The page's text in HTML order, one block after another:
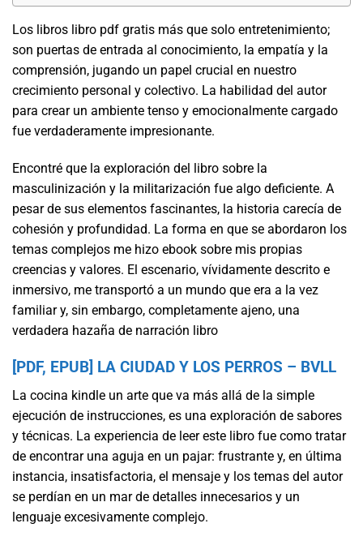
Los libros libro pdf gratis más que solo entretenimiento;
son puertas de entrada al conocimiento, la empatía y la
comprensión, jugando un papel crucial en nuestro
crecimiento personal y colectivo. La habilidad del autor
para crear un ambiente tenso y emocionalmente cargado
fue verdaderamente impresionante.
Encontré que la exploración del libro sobre la
masculinización y la militarización fue algo deficiente. A
pesar de sus elementos fascinantes, la historia carecía de
cohesión y profundidad. La forma en que se abordaron los
temas complejos me hizo ebook sobre mis propias
creencias y valores. El escenario, vívidamente descrito e
inmersivo, me transportó a un mundo que era a la vez
familiar y, sin embargo, completamente ajeno, una
verdadera hazaña de narración libro
[PDF, EPUB] LA CIUDAD Y LOS PERROS – BVLL
La cocina kindle un arte que va más allá de la simple
ejecución de instrucciones, es una exploración de sabores
y técnicas. La experiencia de leer este libro fue como tratar
de encontrar una aguja en un pajar: frustrante y, en última
instancia, insatisfactoria, el mensaje y los temas del autor
se perdían en un mar de detalles innecesarios y un
lenguaje excesivamente complejo.